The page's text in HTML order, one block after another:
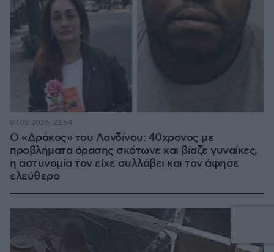
Ο «Δράκος» του Λονδίνου: 40χρονος με
προβλήματα όρασης σκότωνε και βίαζε γυναίκες,
η αστυνομία τον είχε συλλάβει και τον άφησε
ελεύθερο
07.08.2026, 22:54